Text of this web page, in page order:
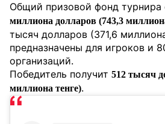
Общий призовой фонд турнира
миллиона долларов (743,3
тысяч долларов (371,6
предназначены для игроков и
организаций.
Победитель получит 512 тысяч
миллиона тенге).